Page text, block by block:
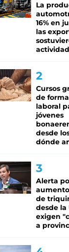
La
16% en
las
actividad
Cursos
de
laboral
jóvenes
desde
dónde
Alerta
de
desde la
exigen
a